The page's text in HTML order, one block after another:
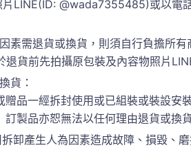
LINE(ID: @wada7355485)或以
素需退貨或換貨，則須自行負擔所
退貨前先拍攝原包裝及內容物照片
貨：
品一經拆封使用或已組裝或裝設
製品亦恕無法以任何理由退貨或換
卸產生人為因素造成故障、損毀、